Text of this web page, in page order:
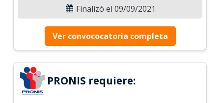
Finalizó el 09/09/2021
Ver convococatoria completa
PRONIS requiere: